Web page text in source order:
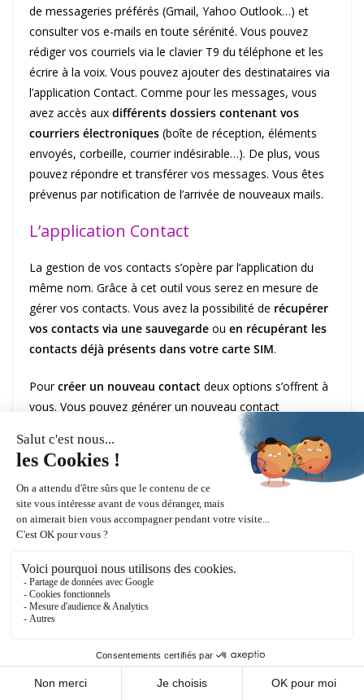
de messageries préférés (Gmail, Yahoo Outlook…) et
consulter vos e-mails en toute sérénité. Vous pouvez
rédiger vos courriels via le clavier T9 du téléphone et les
écrire à la voix. Vous pouvez ajouter des destinataires via
l’application Contact. Comme pour les messages, vous
avez accès aux différents dossiers contenant vos
courriers électroniques (boîte de réception, éléments
envoyés, corbeille, courrier indésirable…). De plus, vous
pouvez répondre et transférer vos messages. Vous êtes
prévenus par notification de l’arrivée de nouveaux mails.
L’application Contact
La gestion de vos contacts s’opère par l’application du
même nom. Grâce à cet outil vous serez en mesure de
gérer vos contacts. Vous avez la possibilité de récupérer
vos contacts via une sauvegarde ou en récupérant les
contacts déjà présents dans votre carte SIM.
Pourcréer un nouveau contact deux options s’offrent à
vous. Vous pouvez générer un nouveau contact
en rentrant le nom, le prénom, le numéro
de téléphone et le cas échéant, l’adresse mail et postale.
Là aussi, vous avez deux moyens d’éditer les champs de
la fiche contact : en rentrant le texte à l’aide du clavier T9
du Blindshell ou en faisant appel à la dictée vocale.
D’autre part, vous pouvez ajouter un numéro présent
dans vos contacts. Une autre façon de générer un
nouveau contact est d’user de la commande vocale en
énonçant nouveau contact accompagné du nom et
le demandera, le numéro de téléphone de la personne.
De plus, il est possible d’associer une sonnerie à un
contact. Ainsi, dès qu’un proche vous appel vous pouvez